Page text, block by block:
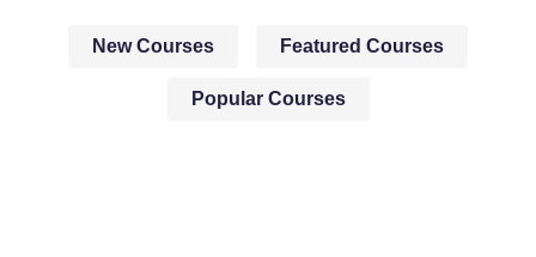
New Courses Featured Courses
Popular Courses